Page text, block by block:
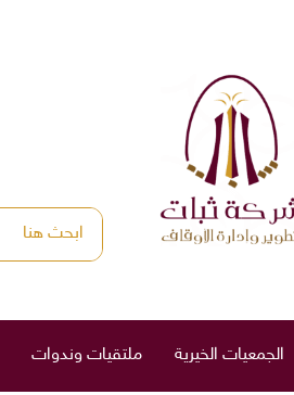
ادارة الأوقاف صناديق العائلة
الجمعيات الخيرية ملتقيات وندوات